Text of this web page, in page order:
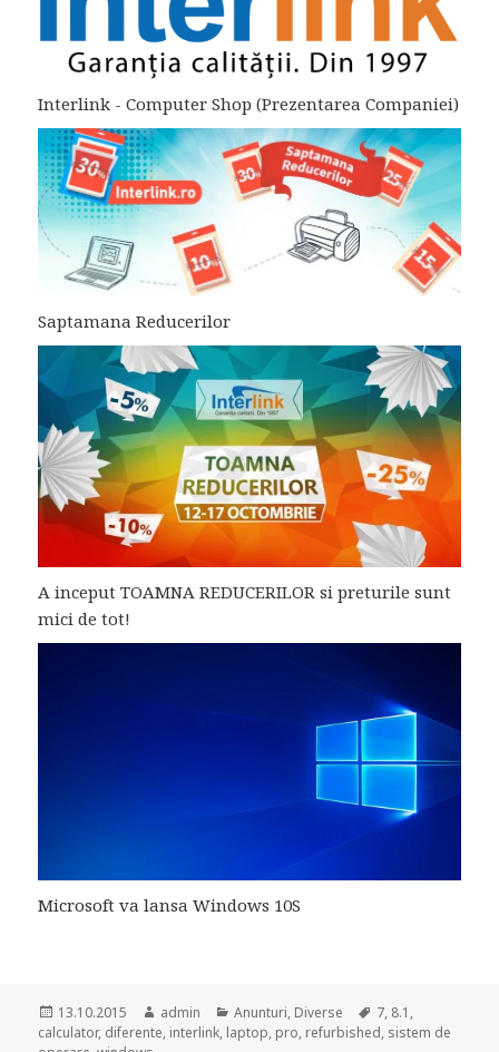
Interlink - Computer Shop (Prezentarea Companiei)
Saptamana Reducerilor
A inceput TOAMNA REDUCERILOR si preturile sunt
mici de tot!
Microsoft va lansa Windows 10S
Posted
on
13.10.2015 Author
admin Categories
Anunturi, Diverse Tags
7, 8.1 ,
calculator, diferente, interlink, laptop, pro, refurbished, sistem de